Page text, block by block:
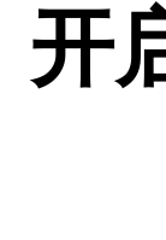
开